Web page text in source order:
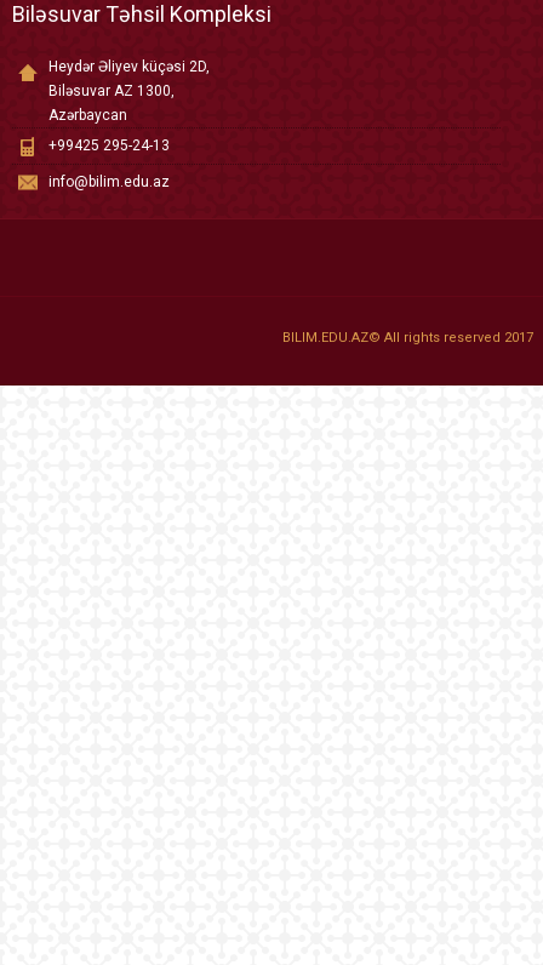
Biləsuvar Təhsil Kompleksi
Heydər Əliyev küçəsi 2D,
Biləsuvar AZ 1300,
Azərbaycan
+99425 295-24-13
info@bilim.edu.az
BILIM.EDU.AZ© All rights reserved 2017